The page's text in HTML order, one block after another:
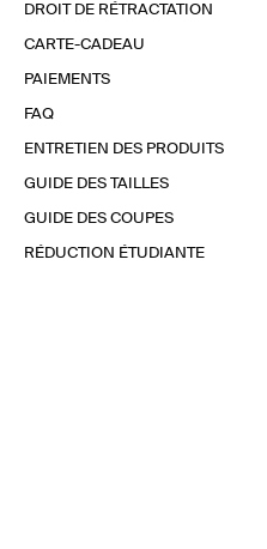
DROIT DE RÉTRACTATION
CARTE-CADEAU
PAIEMENTS
FAQ
ENTRETIEN DES PRODUITS
GUIDE DES TAILLES
GUIDE DES COUPES
RÉDUCTION ÉTUDIANTE